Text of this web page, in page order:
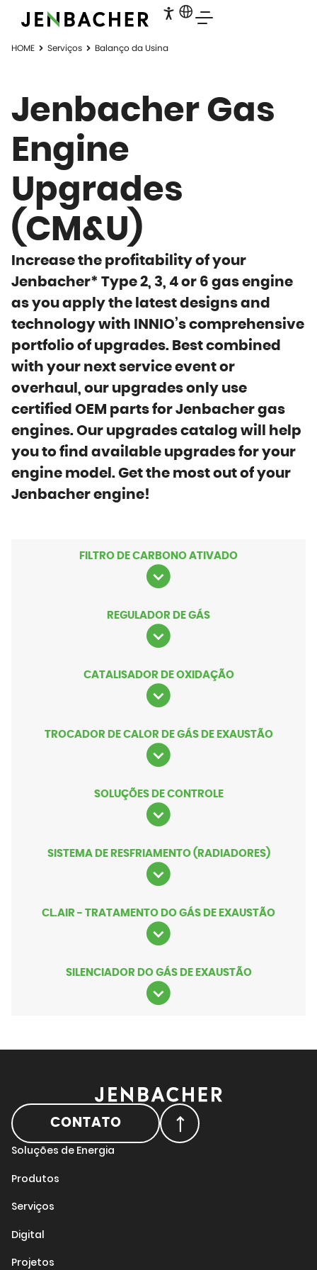
HOME Serviços Balanço da Usina
Jenbacher Gas
Engine
Upgrades
(CM&U)
Increase the profitability of your
Jenbacher* Type 2, 3, 4 or 6 gas engine
as you apply the latest designs and
technology with INNIO’s comprehensive
portfolio of upgrades. Best combined
with your next service event or
overhaul, our upgrades only use
certified OEM parts for Jenbacher gas
engines. Our upgrades catalog will help
you to find available upgrades for your
engine model. Get the most out of your
Jenbacher engine!
FILTRO DE CARBONO ATIVADO
REGULADOR DE GÁS
CATALISADOR DE OXIDAÇÃO
TROCADOR DE CALOR DE GÁS DE EXAUSTÃO
SOLUÇÕES DE CONTROLE
SISTEMA DE RESFRIAMENTO (RADIADORES)
CL.AIR - TRATAMENTO DO GÁS DE EXAUSTÃO
SILENCIADOR DO GÁS DE EXAUSTÃO
CONTATO
Soluções de Energia
Produtos
Serviços
Digital
Projetos